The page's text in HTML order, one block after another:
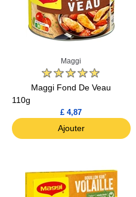
Maggi
Maggi Fond De Veau
110g
£ 4,87
Ajouter